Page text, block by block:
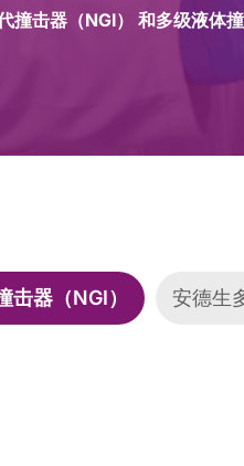
撞击器（NGI） 和多级液体撞
击器（NGI） 安德生